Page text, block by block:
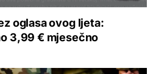
oglasa ovog ljeta:
3,99 € mjesečno